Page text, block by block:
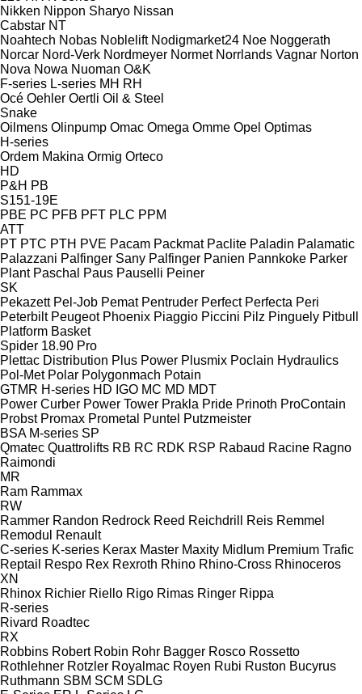
Nikken Nippon Sharyo Nissan
Cabstar NT
Noahtech Nobas Noblelift Nodigmarket24 Noe Noggerath
Norcar Nord-Verk Nordmeyer Normet Norrlands Vagnar Norton
Nova Nowa Nuoman O&K
F-series L-series MH RH
Océ Oehler Oertli Oil & Steel
Snake
Oilmens Olinpump Omac Omega Omme Opel Optimas
H-series
Ordem Makina Ormig Orteco
HD
P&H PB
S151-19E
PBE PC PFB PFT PLC PPM
ATT
PT PTC PTH PVE Pacam Packmat Paclite Paladin Palamatic
Palazzani Palfinger Sany Palfinger Panien Pannkoke Parker
Plant Paschal Paus Pauselli Peiner
SK
Pekazett Pel-Job Pemat Pentruder Perfect Perfecta Peri
Peterbilt Peugeot Phoenix Piaggio Piccini Pilz Pinguely Pitbull
Platform Basket
Spider 18.90 Pro
Plettac Distribution Plus Power Plusmix Poclain Hydraulics
Pol-Met Polar Polygonmach Potain
GTMR H-series HD IGO MC MD MDT
Power Curber Power Tower Prakla Pride Prinoth ProContain
Probst Promax Prometal Puntel Putzmeister
BSA M-series SP
Qmatec Quattrolifts RB RC RDK RSP Rabaud Racine Ragno
Raimondi
MR
Ram Rammax
RW
Rammer Randon Redrock Reed Reichdrill Reis Remmel
Remodul
Renault
C-series K-series Kerax Master Maxity Midlum Premium Trafic
Reptail
Respo Rex Rexroth Rhino Rhino-Cross Rhinoceros
XN
Rhinox Richier Riello Rigo Rimas Ringer Rippa
R-series
Rivard Roadtec
RX
Robbins Robert Robin Rohr Bagger Rosco Rossetto
Rothlehner Rotzler Royalmac Royen Rubi Ruston Bucyrus
Ruthmann SBM SCM SDLG